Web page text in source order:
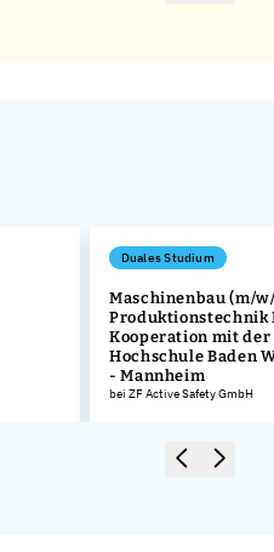
Duales Studium
Maschinenbau (m/
Produktionstechnik
Kooperation mit der
Hochschule Baden
- Mannheim
bei ZF Active Safety GmbH